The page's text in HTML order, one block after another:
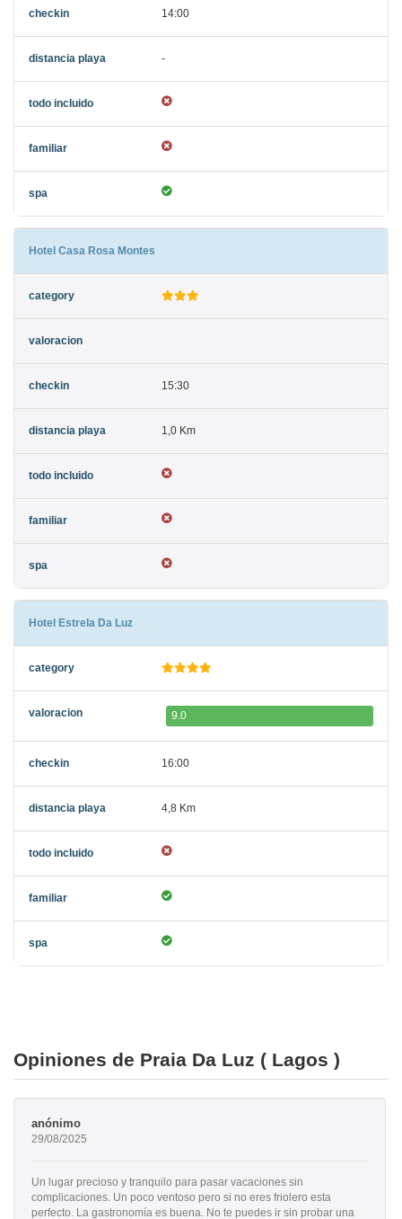
14:00
-
Hotel Casa Rosa Montes
15:30
1,0 Km
Hotel Estrela Da Luz
9.0
16:00
4,8 Km
Opiniones de Praia Da Luz ( Lagos )
anónimo
29/08/2025
Un lugar precioso y tranquilo para pasar vacaciones sin
complicaciones. Un poco ventoso pero si no eres friolero esta
perfecto. La gastronomía es buena. No te puedes ir sin probar una